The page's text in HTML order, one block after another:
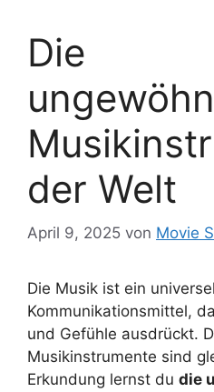
Die
der Welt
April 9, 2025 von Movie
Die Musik ist ein
Kommunikationsmittel,
und Gefühle ausdrückt.
Musikinstrumente sind
Erkundung lernst du die